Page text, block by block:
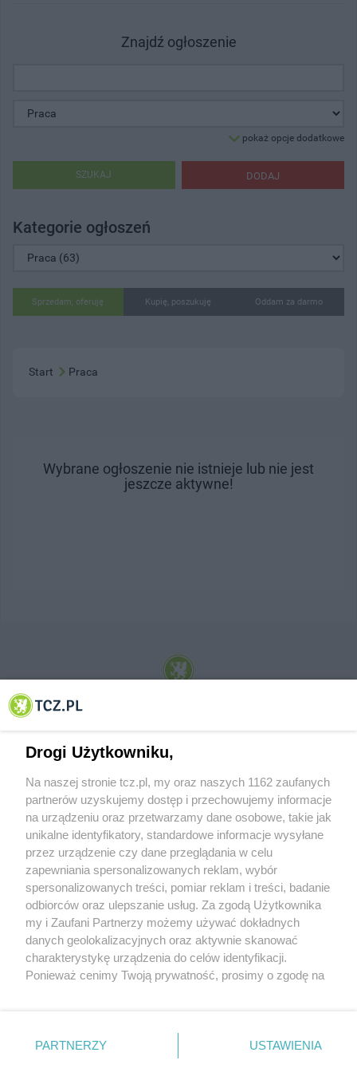
Znajdź ogłoszenie
pokaż opcje dodatkowe
DODAJ
SZUKAJ
Kategorie ogłoszeń
Sprzedam, oferuję Kupię, poszukuję Oddam za darmo
Start Praca
Wybrane ogłoszenie nie istnieje lub nie jest
jeszcze aktywne!
© 2001-2026 Tczew - TCZ.PL Sp. z o.o. Internetowy Serwis Informacyjny Miasta
O FIRMIE POLITYKA PRYWATNOŚCI HOSTING
REKLAMA WSPÓŁPRACA RSS FACEBOOK KONTAKT
Nasze serwisy
Aktualności
Tcz24
Historia miasta
Muzyka i kultura
Archiwum wydarzeń
Zdjęcia miasta
Drogi Użytkowniku,
Na naszej stronie tcz.pl, my oraz naszych 1162 zaufanych
partnerów uzyskujemy dostęp i przechowujemy informacje
na urządzeniu oraz przetwarzamy dane osobowe, takie jak
unikalne identyfikatory, standardowe informacje wysyłane
przez urządzenie czy dane przeglądania w celu
zapewniania spersonalizowanych reklam, wybór
spersonalizowanych treści, pomiar reklam i treści, badanie
odbiorców oraz ulepszanie usług. Za zgodą Użytkownika
my i Zaufani Partnerzy możemy używać dokładnych
danych geolokalizacyjnych oraz aktywnie skanować
charakterystykę urządzenia do celów identyfikacji.
Ponieważ cenimy Twoją prywatność, prosimy o zgodę na
znajdujący się w lewym dolnym rogu strony
. Niektóre
PARTNERZY USTAWIENIA